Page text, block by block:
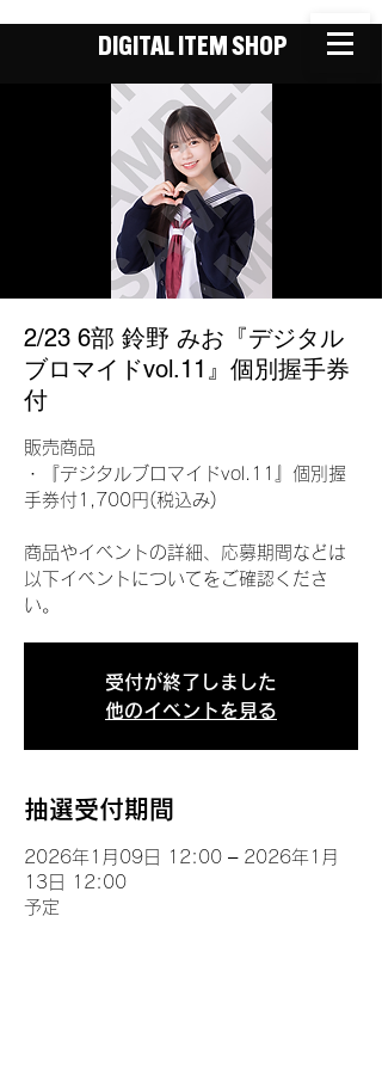
DIGITAL ITEM SHOP
2/23 6部 鈴野 みお『デジタル
ブロマイドvol.11』個別握手券
付
販売商品
・『デジタルブロマイドvol.11』個別握
手券付1,700円(税込み)
商品やイベントの詳細、応募期間などは
以下イベントについてをご確認くださ
い。
受付が終了しました
他のイベントを見る
抽選受付期間
2026年1月09日 12:00 – 2026年1月
13日 12:00
予定